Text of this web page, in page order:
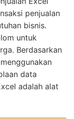
penjualan
bisnis.
untuk
Berdasarkan
data
adalah alat